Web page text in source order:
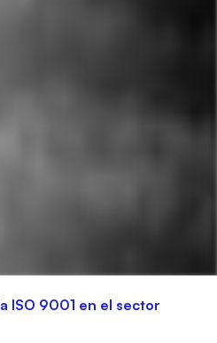
ISO 9001 en el sector